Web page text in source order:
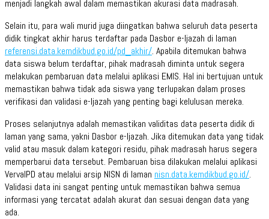
menjadi langkah awal dalam memastikan akurasi data madrasah.
Selain itu, para wali murid juga diingatkan bahwa seluruh data peserta
didik tingkat akhir harus terdaftar pada Dasbor e-Ijazah di laman
referensi.data.kemdikbud.go.id/pd_akhir/. Apabila ditemukan bahwa
data siswa belum terdaftar, pihak madrasah diminta untuk segera
melakukan pembaruan data melalui aplikasi EMIS. Hal ini bertujuan untuk
memastikan bahwa tidak ada siswa yang terlupakan dalam proses
verifikasi dan validasi e-Ijazah yang penting bagi kelulusan mereka.
Proses selanjutnya adalah memastikan validitas data peserta didik di
laman yang sama, yakni Dasbor e-Ijazah. Jika ditemukan data yang tidak
valid atau masuk dalam kategori residu, pihak madrasah harus segera
memperbarui data tersebut. Pembaruan bisa dilakukan melalui aplikasi
VervalPD atau melalui arsip NISN di laman nisn.data.kemdikbud.go.id/.
Validasi data ini sangat penting untuk memastikan bahwa semua
informasi yang tercatat adalah akurat dan sesuai dengan data yang
ada.